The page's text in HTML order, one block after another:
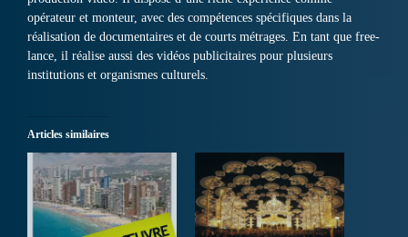
opérateur et monteur, avec des compétences spécifiques dans la
réalisation de documentaires et de courts métrages. En tant que free-
lance, il réalise aussi des vidéos publicitaires pour plusieurs
institutions et organismes culturels.
Articles similaires